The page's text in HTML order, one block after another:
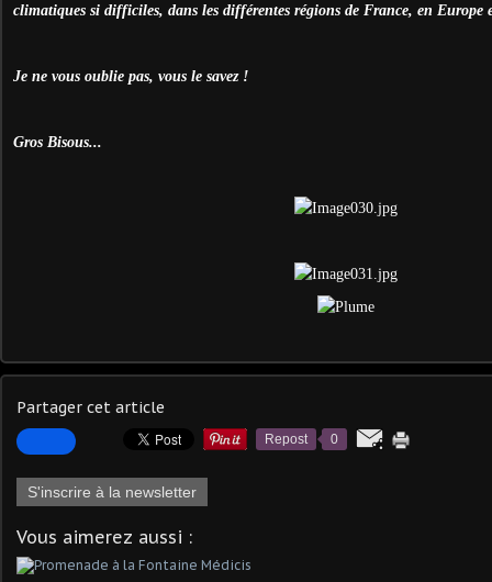
climatiques si difficiles, dans les différentes régions de France, en Europe
Je ne vous oublie pas, vous le savez !
Gros Bisous...
Partager cet article
Repost 0
S'inscrire à la newsletter
Vous aimerez aussi :